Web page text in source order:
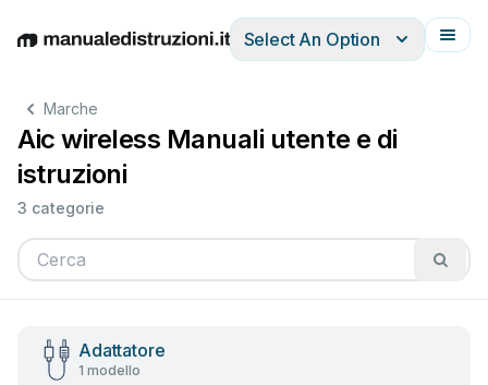
EnglishDeutschEspañolItalianoFrançais
Select An Option
Marche
Aic wireless Manuali utente e di
istruzioni
3 categorie
Adattatore
1 modello